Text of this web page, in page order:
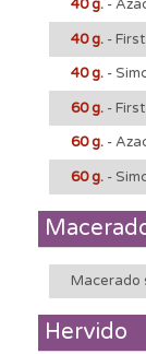
40 g. -
40 g. -
40 g. -
60 g. -
60 g. -
60 g. -
Macerado
Hervido